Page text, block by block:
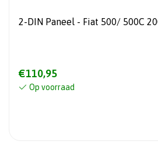
2-DIN Paneel - Fiat 500/
€110,95
Op voorraad